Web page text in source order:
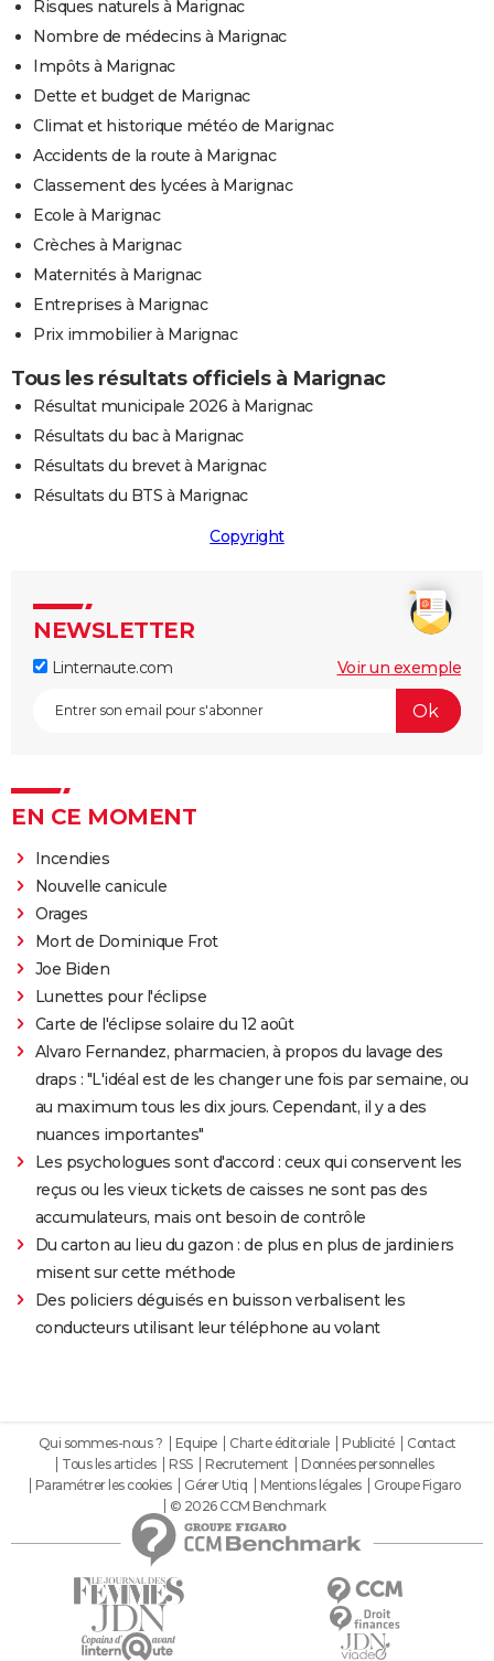
Risques naturels à Marignac
Nombre de médecins à Marignac
Impôts à Marignac
Dette et budget de Marignac
Climat et historique météo de Marignac
Accidents de la route à Marignac
Classement des lycées à Marignac
Ecole à Marignac
Crèches à Marignac
Maternités à Marignac
Entreprises à Marignac
Prix immobilier à Marignac
Tous les résultats officiels à Marignac
Résultat municipale 2026 à Marignac
Résultats du bac à Marignac
Résultats du brevet à Marignac
Résultats du BTS à Marignac
Copyright
NEWSLETTER
Linternaute.com Voir un exemple
EN CE MOMENT
Incendies
Nouvelle canicule
Orages
Mort de Dominique Frot
Joe Biden
Lunettes pour l'éclipse
Carte de l'éclipse solaire du 12 août
Alvaro Fernandez, pharmacien, à propos du lavage des
draps : "L'idéal est de les changer une fois par semaine, ou
au maximum tous les dix jours. Cependant, il y a des
nuances importantes"
Les psychologues sont d'accord : ceux qui conservent les
reçus ou les vieux tickets de caisses ne sont pas des
accumulateurs, mais ont besoin de contrôle
Du carton au lieu du gazon : de plus en plus de jardiniers
misent sur cette méthode
Des policiers déguisés en buisson verbalisent les
conducteurs utilisant leur téléphone au volant
Qui sommes-nous ? Equipe Charte éditoriale Publicité
Contact
Tous les articles
RSS Recrutement
Données personnelles
Paramétrer les cookies
Gérer Utiq Mentions légales
Groupe Figaro
© 2026 CCM Benchmark